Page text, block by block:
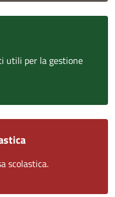
utili per la gestione
scolastica.